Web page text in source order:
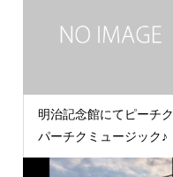
明治記念館にてピーチク
パーチクミュージック♪